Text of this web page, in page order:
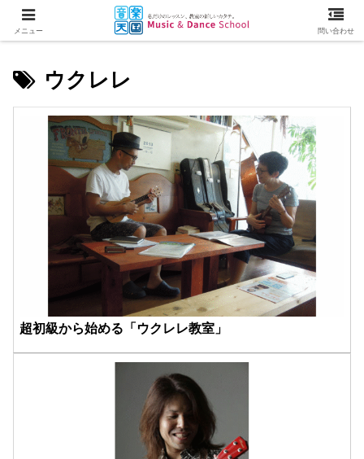
ウクレレ
超初級から始める「ウクレレ教室」
メニュー 問い合わせ